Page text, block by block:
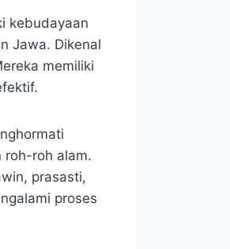
kebudayaan
Jawa. Dikenal
memiliki
roh-roh alam.
prasasti,
proses